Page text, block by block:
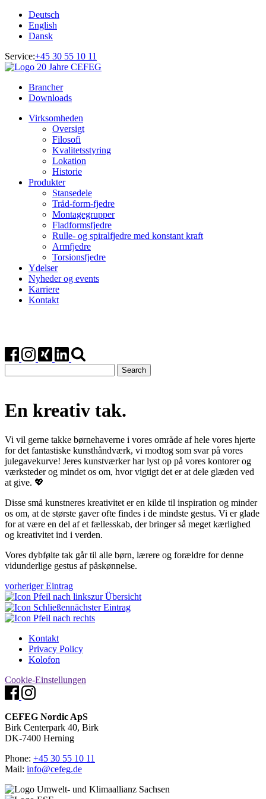
Deutsch
English
Dansk
Service:+45 30 55 10 11
Brancher
Downloads
Virksomheden
Oversigt
Filosofi
Kvalitetsstyring
Lokation
Historie
Produkter
Stansedele
Tråd-form-fjedre
Montagegrupper
Fladformsfjedre
Rulle- og spiralfjedre med konstant kraft
Armfjedre
Torsionsfjedre
Ydelser
Nyheder og events
Karriere
Kontakt
for:
En kreativ tak.
Vi vil gerne takke børnehaverne i vores område af hele vores hjerte
for det fantastiske kunsthåndværk, vi modtog som svar på vores
julegavekurve! Jeres kunstværker har lyst op på vores kontorer og
værksteder og mindet os om, hvor vigtigt det er at dele glæden ved
at give. 💖
Disse små kunstneres kreativitet er en kilde til inspiration og minder
os om, at de største gaver ofte findes i de mindste gestus. Vi er glade
for at være en del af et fællesskab, der bringer så meget kærlighed
og kreativitet ind i verden.
Vores dybfølte tak går til alle børn, lærere og forældre for denne
vidunderlige gestus af påskønnelse.
vorheriger Eintrag
zur Übersicht
nächster Eintrag
Kontakt
Privacy Policy
Kolofon
Cookie-Einstellungen
CEFEG Nordic ApS
Birk Centerpark 40, Birk
DK-7400 Herning
Phone: +45 30 55 10 11
Mail: info@cefeg.de